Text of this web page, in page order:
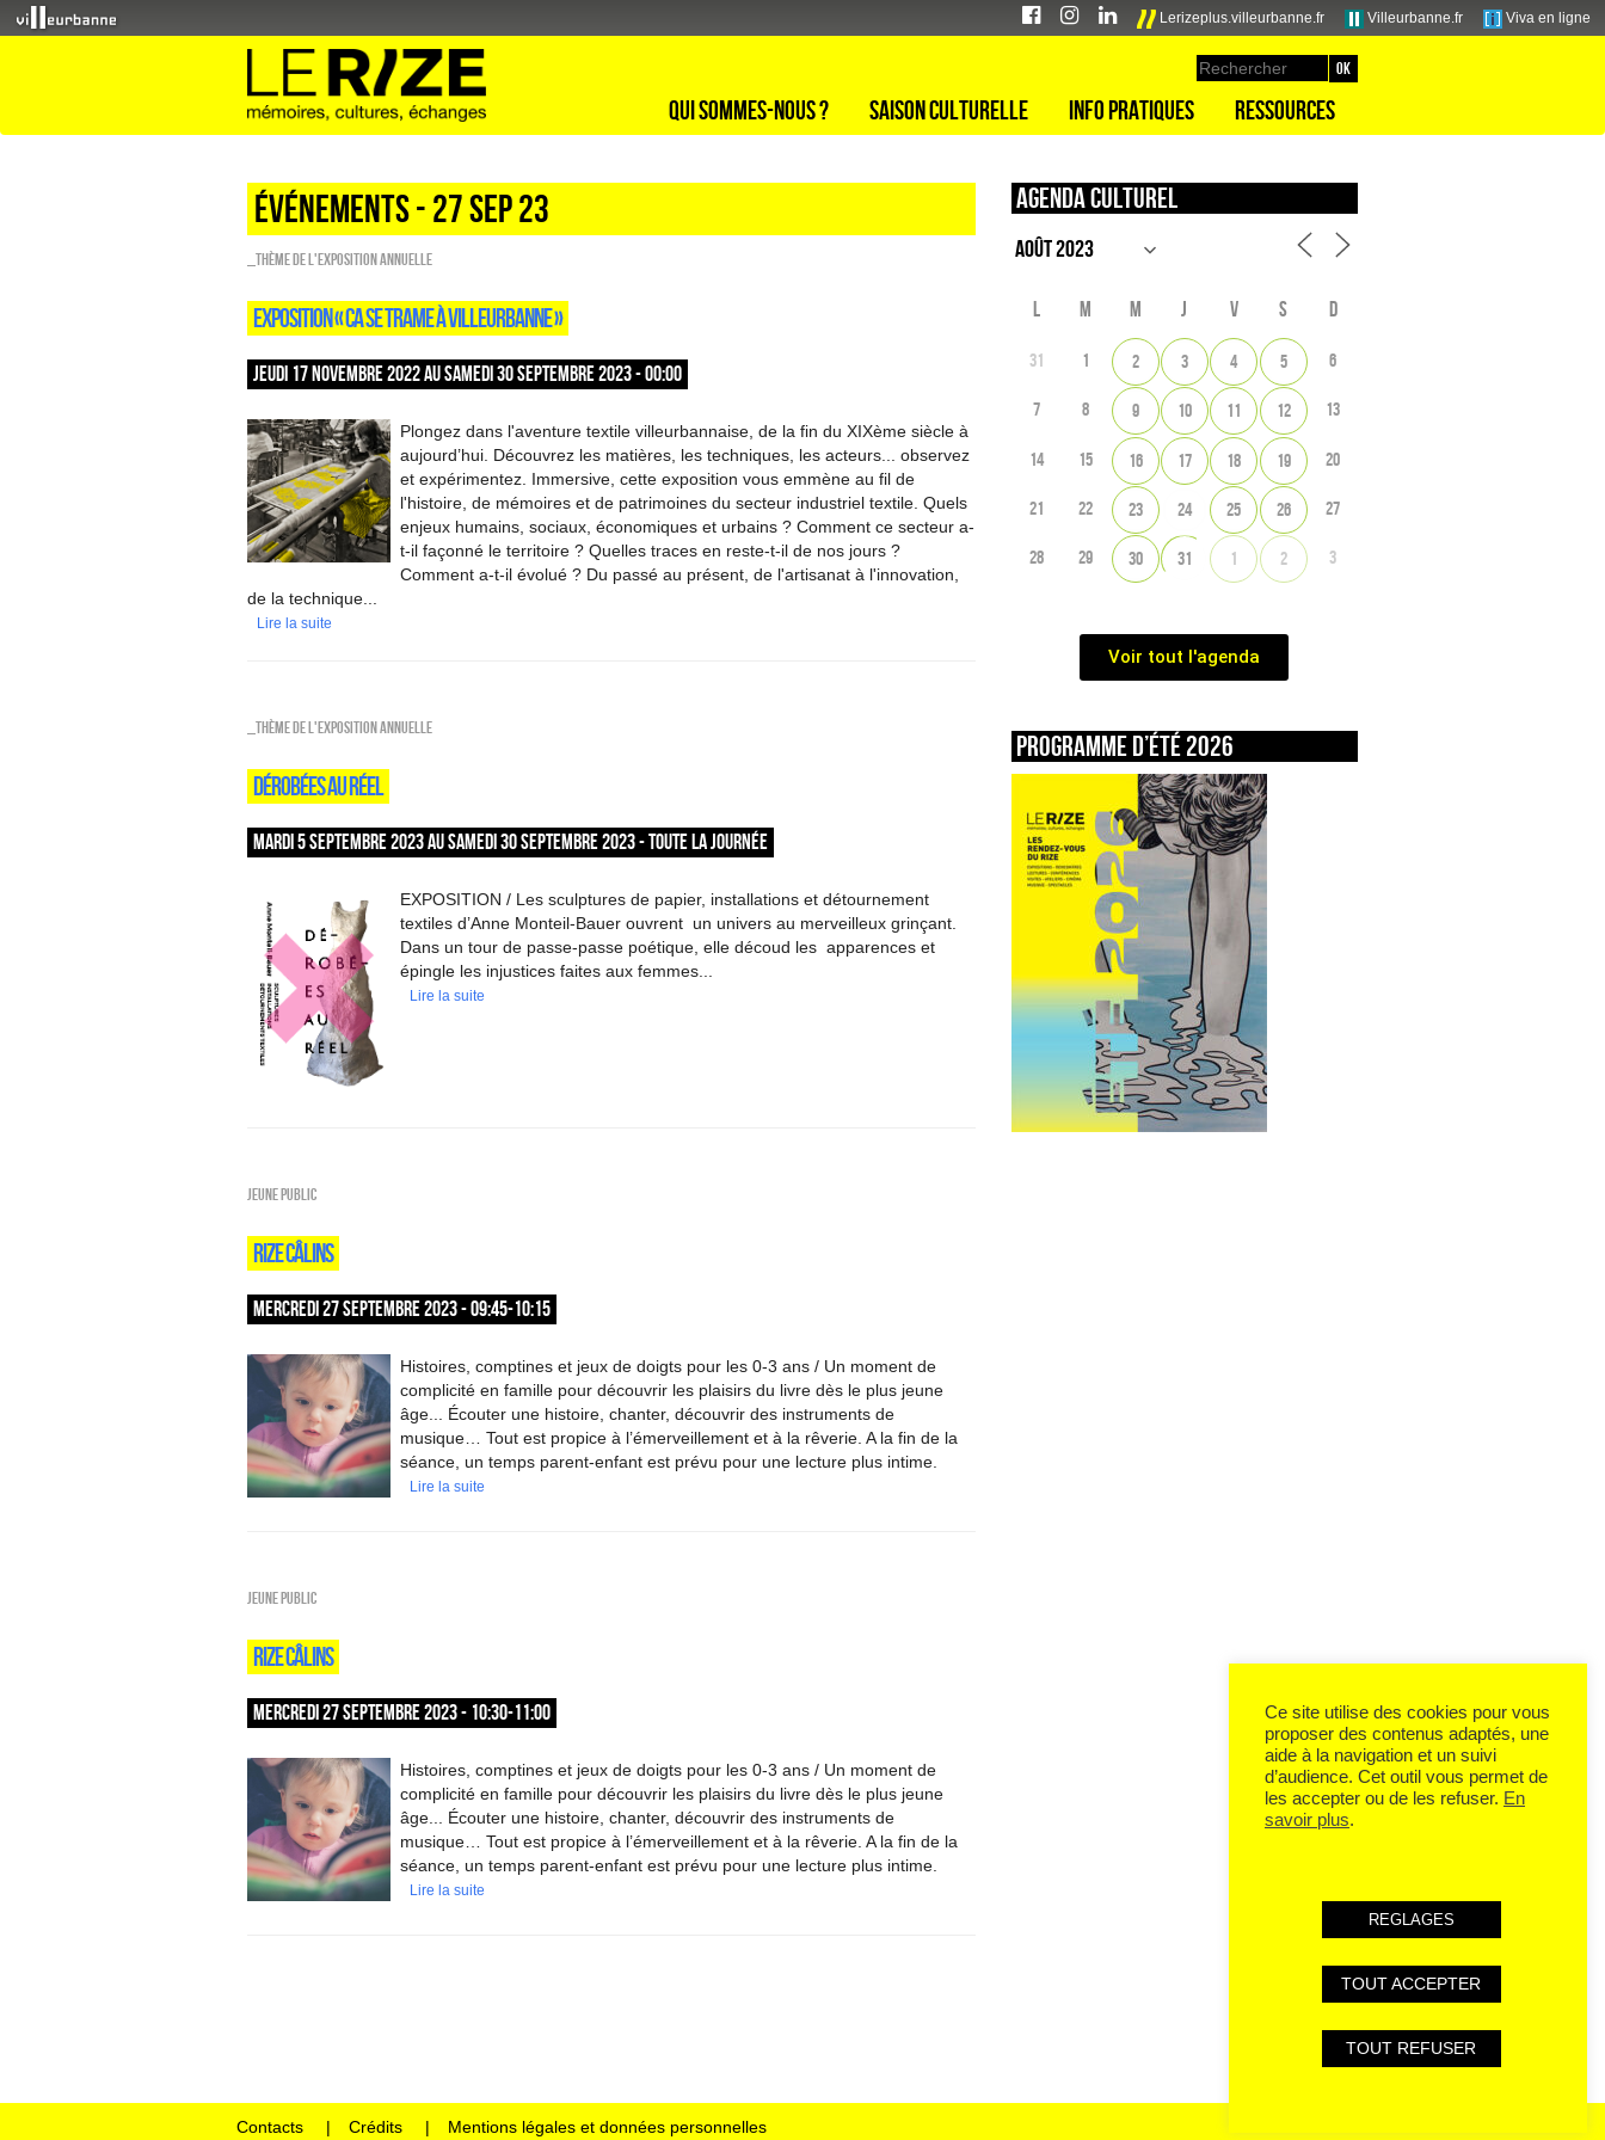
Lerizeplus.villeurbanne.fr Villeurbanne.fr Viva en ligne
Qui sommes-nous ? Saison culturelle Info pratiques Ressources
Événements - 27 Sep 23
_Thème de l'exposition annuelle
EXPOSITION « CA SE TRAME À VILLEURBANNE »
JEUDI 17 NOVEMBRE 2022 AU SAMEDI 30 SEPTEMBRE 2023 - 00:00
Plongez dans l'aventure textile villeurbannaise, de la fin du XIXème siècle à
aujourd’hui. Découvrez les matières, les techniques, les acteurs... observez
et expérimentez. Immersive, cette exposition vous emmène au fil de
l'histoire, de mémoires et de patrimoines du secteur industriel textile. Quels
enjeux humains, sociaux, économiques et urbains ? Comment ce secteur a-
t-il façonné le territoire ? Quelles traces en reste-t-il de nos jours ?
Comment a-t-il évolué ? Du passé au présent, de l'artisanat à l'innovation,
de la technique...
Lire la suite
_Thème de l'exposition annuelle
DÉROBÉES AU RÉEL
MARDI 5 SEPTEMBRE 2023 AU SAMEDI 30 SEPTEMBRE 2023 - TOUTE LA JOURNÉE
EXPOSITION / Les sculptures de papier, installations et détournement
textiles d’Anne Monteil-Bauer ouvrent un univers au merveilleux grinçant.
Dans un tour de passe-passe poétique, elle découd les apparences et
épingle les injustices faites aux femmes...
Lire la suite
Jeune public
RIZE CÂLINS
MERCREDI 27 SEPTEMBRE 2023 - 09:45-10:15
Histoires, comptines et jeux de doigts pour les 0-3 ans / Un moment de
complicité en famille pour découvrir les plaisirs du livre dès le plus jeune
âge... Écouter une histoire, chanter, découvrir des instruments de
musique… Tout est propice à l’émerveillement et à la rêverie. A la fin de la
séance, un temps parent-enfant est prévu pour une lecture plus intime.
Lire la suite
Jeune public
RIZE CÂLINS
MERCREDI 27 SEPTEMBRE 2023 - 10:30-11:00
Histoires, comptines et jeux de doigts pour les 0-3 ans / Un moment de
complicité en famille pour découvrir les plaisirs du livre dès le plus jeune
âge... Écouter une histoire, chanter, découvrir des instruments de
musique… Tout est propice à l’émerveillement et à la rêverie. A la fin de la
séance, un temps parent-enfant est prévu pour une lecture plus intime.
Lire la suite
Agenda culturel
L M M J V S D
31 1 2 3 4 5 6
7 8 9 10 11 12 13
14 15 16 17 18 19 20
21 22 23 24 25 26 27
28 29 30 31 1 2 3
Voir tout l'agenda
Programme d’été 2026
Contacts Crédits Mentions légales et données personnelles
Ce site utilise des cookies pour vous
proposer des contenus adaptés, une
aide à la navigation et un suivi
d’audience. Cet outil vous permet de
les accepter ou de les refuser. En
savoir plus.
REGLAGES
TOUT ACCEPTER
TOUT REFUSER